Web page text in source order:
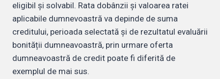
eligibil și solvabil. Rata dobânzii și valoarea ratei
aplicabile dumnevoastră va depinde de suma
creditului, perioada selectată și de rezultatul evaluării
bonității dumneavoastră, prin urmare oferta
dumneavoastră de credit poate fi diferită de
exemplul de mai sus.